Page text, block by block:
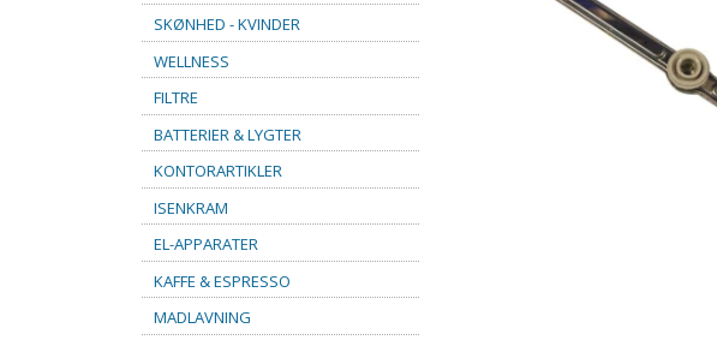
SKØNHED - KVINDER
WELLNESS
FILTRE
BATTERIER & LYGTER
KONTORARTIKLER
ISENKRAM
EL-APPARATER
KAFFE & ESPRESSO
MADLAVNING